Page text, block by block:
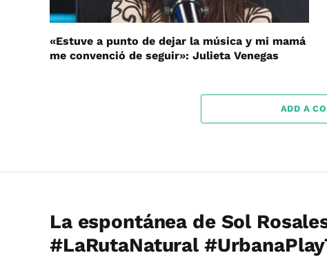
«Estuve a punto de dejar la música y mi mamá
me convenció de seguir»: Julieta Venegas
ADD A
La espontánea de Sol
#LaRutaNatural